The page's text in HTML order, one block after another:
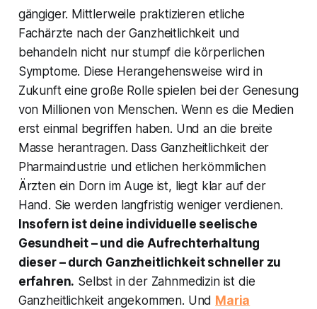
gängiger. Mittlerweile praktizieren etliche
Fachärzte nach der Ganzheitlichkeit und
behandeln nicht nur stumpf die körperlichen
Symptome. Diese Herangehensweise wird in
Zukunft eine große Rolle spielen bei der Genesung
von Millionen von Menschen. Wenn es die Medien
erst einmal begriffen haben. Und an die breite
Masse herantragen. Dass Ganzheitlichkeit der
Pharmaindustrie und etlichen herkömmlichen
Ärzten ein Dorn im Auge ist, liegt klar auf der
Hand. Sie werden langfristig weniger verdienen.
Insofern ist deine individuelle seelische
Gesundheit – und die Aufrechterhaltung
dieser – durch Ganzheitlichkeit schneller zu
erfahren. Selbst in der Zahnmedizin ist die
Ganzheitlichkeit angekommen. Und Maria